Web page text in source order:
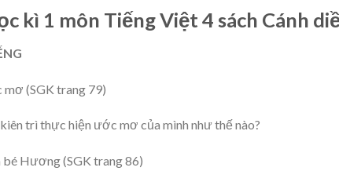
kì 1 môn Tiếng Việt 4 sách Cánh
(SGK trang 79)
trì thực hiện ước mơ của mình như thế nào?
Hương (SGK trang 86)